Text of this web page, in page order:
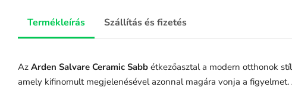
Termékleírás Szállítás és fizetés
Az Arden Salvare Ceramic Sabb étkezőasztal a modern otthonok
amely kifinomult megjelenésével azonnal magára vonja a